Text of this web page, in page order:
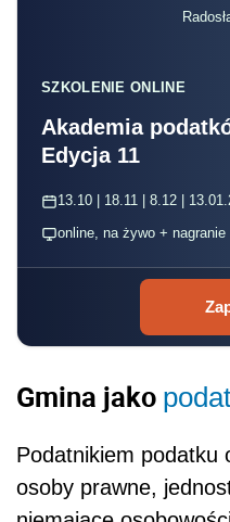
SZKOLENIE ONLINE
Akademia
Edycja 11
13.10 | 18.11 | 8.12 |
online, na żywo + nagranie
Gmina jako
Podatnikiem podatku
osoby prawne,